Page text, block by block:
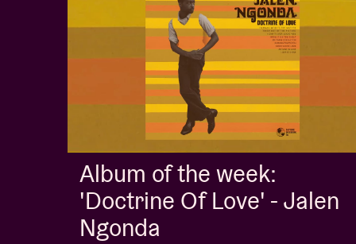
Album of the week:
'Doctrine Of Love' - Jalen
Ngonda